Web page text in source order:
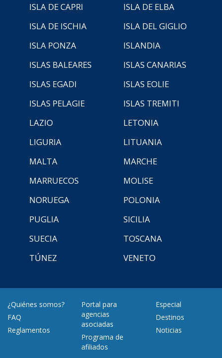
ISLA DE CAPRI
ISLA DE ELBA
ISLA DE ISCHIA
ISLA DEL GIGLIO
ISLA PONZA
ISLANDIA
ISLAS BALEARES
ISLAS CANARIAS
ISLAS EGADI
ISLAS EOLIE
ISLAS PELAGIE
ISLAS TREMITI
LAZIO
LETONIA
LIGURIA
LITUANIA
MALTA
MARCHE
MARRUECOS
MOLISE
NORUEGA
POLONIA
PUGLIA
SICILIA
SUECIA
TOSCANA
TÚNEZ
VENETO
¿Quiénes somos?
FAQ
Reglamentos
Portal para
agencias
asociadas
Programa de
afiliados
Especial
Destinos
Noticias